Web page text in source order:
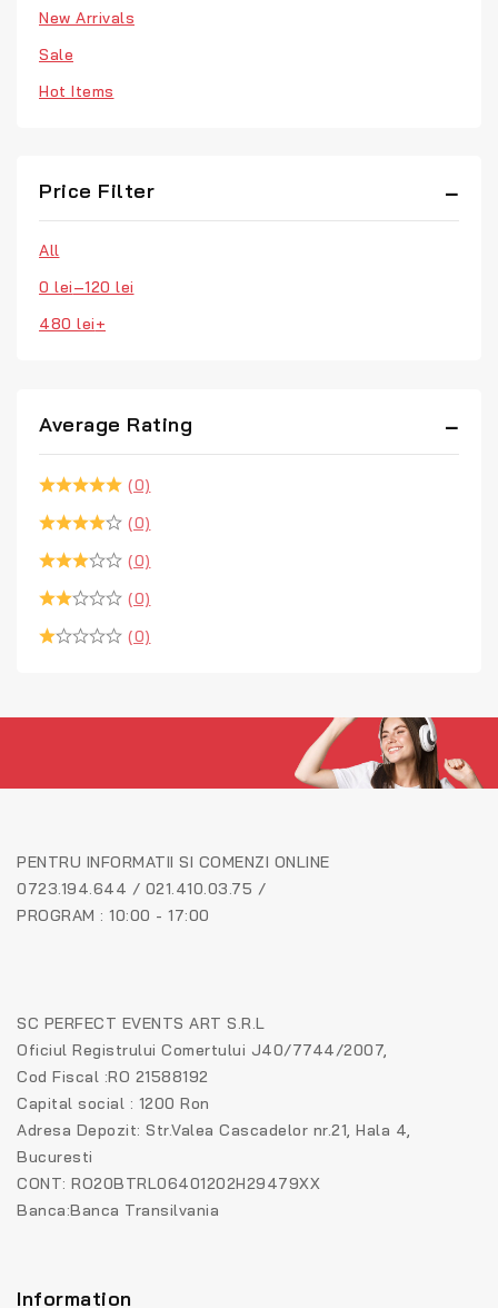
New Arrivals
Sale
Hot Items
Price Filter
All
0 lei–120 lei
480 lei+
Average Rating
(0)
(0)
(0)
(0)
(0)
PENTRU INFORMATII SI COMENZI ONLINE
0723.194.644 / 021.410.03.75 /
PROGRAM : 10:00 - 17:00
SC PERFECT EVENTS ART S.R.L
Oficiul Registrului Comertului J40/7744/2007,
Cod Fiscal :RO 21588192
Capital social : 1200 Ron
Adresa Depozit: Str.Valea Cascadelor nr.21, Hala 4,
Bucuresti
CONT: RO20BTRL06401202H29479XX
Banca:Banca Transilvania
Information